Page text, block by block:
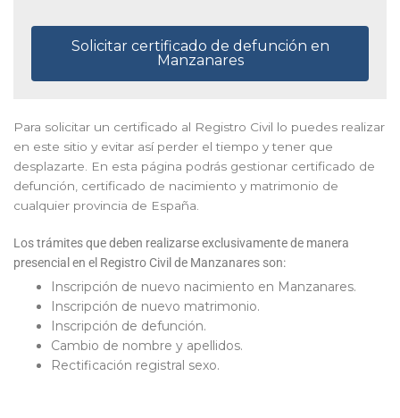
Solicitar certificado de defunción en
Manzanares
Para solicitar un certificado al Registro Civil lo puedes realizar
en este sitio y evitar así perder el tiempo y tener que
desplazarte. En esta página podrás gestionar certificado de
defunción, certificado de nacimiento y matrimonio de
cualquier provincia de España.
Los trámites que deben realizarse exclusivamente de manera
presencial en el Registro Civil de Manzanares son:
Inscripción de nuevo nacimiento en Manzanares.
Inscripción de nuevo matrimonio.
Inscripción de defunción.
Cambio de nombre y apellidos.
Rectificación registral sexo.